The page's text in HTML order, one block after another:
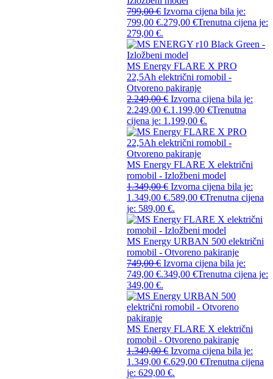
799,00€ Izvorna cijena bila je:
799,00 €.279,00 €Trenutna cijena je:
279,00 €.
MS Energy FLARE X PRO
22,5Ah električni romobil -
Otvoreno pakiranje
2.249,00€ Izvorna cijena bila je:
2.249,00 €.1.199,00 €Trenutna
cijena je: 1.199,00 €.
MS Energy FLARE X električni
romobil - Izložbeni model
1.349,00€ Izvorna cijena bila je:
1.349,00 €.589,00 €Trenutna cijena
je: 589,00 €.
MS Energy URBAN 500 električni
romobil - Otvoreno pakiranje
749,00€ Izvorna cijena bila je:
749,00 €.349,00 €Trenutna cijena je:
349,00 €.
MS Energy FLARE X električni
romobil - Otvoreno pakiranje
1.349,00€ Izvorna cijena bila je:
1.349,00 €.629,00 €Trenutna cijena
je: 629,00 €.